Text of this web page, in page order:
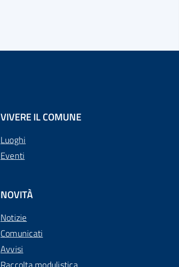
VIVERE IL COMUNE
Luoghi
Eventi
NOVITÀ
Notizie
Comunicati
Avvisi